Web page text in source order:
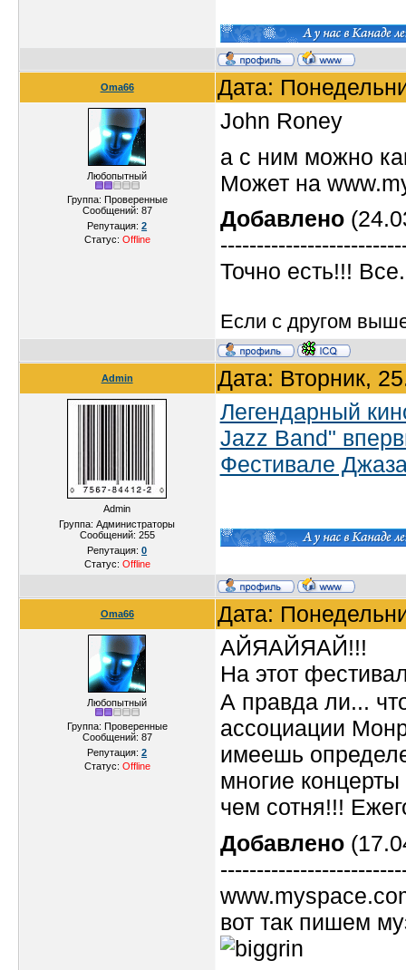
Oma66 Дата:
Любопытный
Группа: Проверенные
Сообщений: 87
Репутация:2
Статус: Offline
John Roney
а с ним можно
Может на
Добавлено
Точно есть!!!
Если с другом
Admin Дата: Вторник,
Admin
Группа: Администраторы
Сообщений: 255
Репутация:0
Статус: Offline
Легендарный
Jazz Band"
Фестивале
Oma66 Дата:
Любопытный
Группа: Проверенные
Сообщений: 87
Репутация:2
Статус: Offline
АЙЯАЙЯАЙ!!!
На этот
А правда ли...
ассоциации
имеешь
многие
чем сотня!!!
Добавлено
вот так пишем